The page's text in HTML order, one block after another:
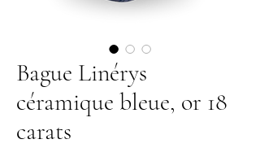
Bague Linérys
céramique bleue, or 18
carats